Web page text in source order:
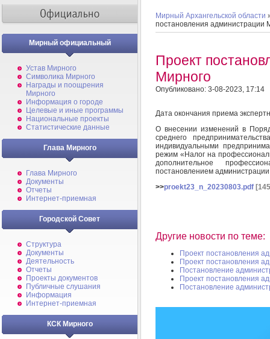
Мирный официальный
Устав Мирного
Символика Мирного
Награды и поощрения
Мирного
Информация о городе
Целевые и иные программы
Национальные проекты
Статистические данные
Глава Мирного
Глава Мирного
Документы
Отчеты
Интернет-приемная
Городской Совет
Структура
Документы
Деятельность
Отчеты
Проекты документов
Публичные слушания
Информация
Интернет-приемная
КСК Мирного
Мирный Архангельской области
постановления администрации
Проект
Мирного
Опубликовано: 3-08-2023, 17:14
Дата окончания приема
О внесении изменений в
среднего
индивидуальными
режим «Налог на
дополнительное
постановлением
>>proekt23_n_20230803.pdf
Другие новости по теме:
Проект постановления
Проект постановления
Постановление
Проект постановления
Постановление